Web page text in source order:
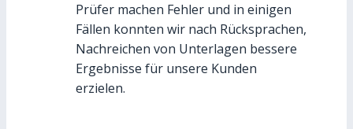
Prüfer machen Fehler und in einigen
Fällen konnten wir nach Rücksprachen,
Nachreichen von Unterlagen bessere
Ergebnisse für unsere Kunden
erzielen.